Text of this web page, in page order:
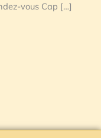
vous Cap […]